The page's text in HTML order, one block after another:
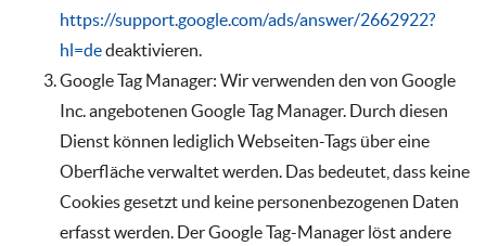
https://support.google.com/ads/answer/2662922?
hl=dedeaktivieren.
Google Tag Manager: Wir verwenden den von Google
Inc. angebotenen Google Tag Manager. Durch diesen
Dienst können lediglich Webseiten-Tags über eine
Oberfläche verwaltet werden. Das bedeutet, dass keine
Cookies gesetzt und keine personenbezogenen Daten
erfasst werden. Der Google Tag-Manager löst andere